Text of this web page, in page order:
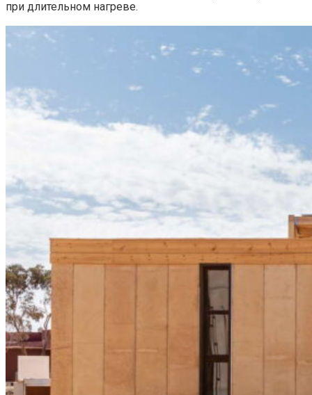
при длительном нагреве.